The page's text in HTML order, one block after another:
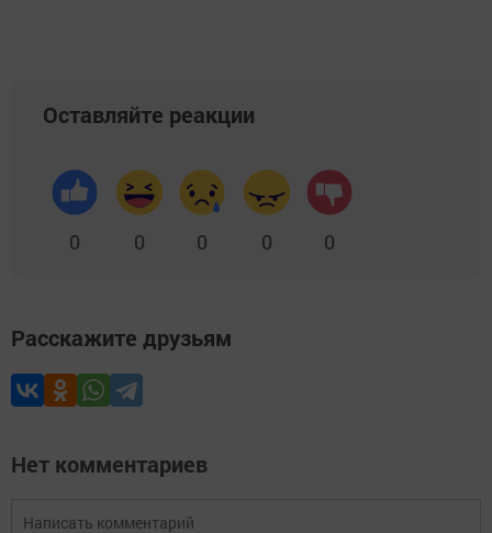
Оставляйте реакции
0 0 0 0 0
Расскажите друзьям
Нет комментариев